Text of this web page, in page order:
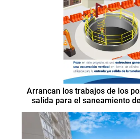
Arrancan los trabajos de los
salida para el saneamiento